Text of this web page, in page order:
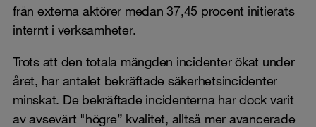
från externa aktörer medan 37,45 procent initierats
internt i verksamheter.
Trots att den totala mängden incidenter ökat under
året, har antalet bekräftade säkerhetsincidenter
minskat. De bekräftade incidenterna har dock varit
av avsevärt "högre” kvalitet, alltså mer avancerade